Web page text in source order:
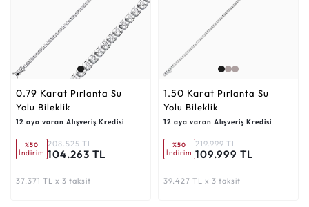
0.79 Karat
Yolu Bileklik
12 aya varan Alışveriş Kredisi
%50
İndirim
208.525 TL
104.263 TL
37.371 TL x 3 taksit
1.50 Karat
Yolu Bileklik
12 aya varan Alışveriş Kredisi
%50
İndirim
219.999 TL
109.999 TL
39.427 TL x 3 taksit